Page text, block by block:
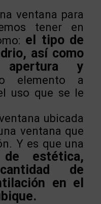
ventana para
tener en
e l tipo de
así como
y
elemento a
uso que se le
ubicada
ventana que
Y es que una
de estética,
de
en el